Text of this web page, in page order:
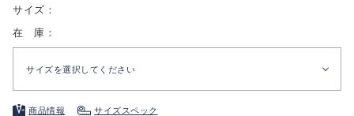
サイズ：
在 庫：
サイズを選択してください
商品情報 サイズスペック